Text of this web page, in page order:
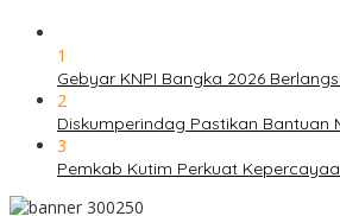
1
Gebyar KNPI Bangka 2026
2
Diskumperindag Pastikan Bantuan
3
Pemkab Kutim Perkuat